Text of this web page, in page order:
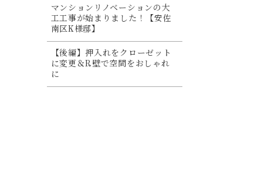
マンションリノベーションの大
工工事が始まりました！【安佐
南区K様邸】
【後編】押入れをクローゼット
に変更＆R壁で空間をおしゃれ
に